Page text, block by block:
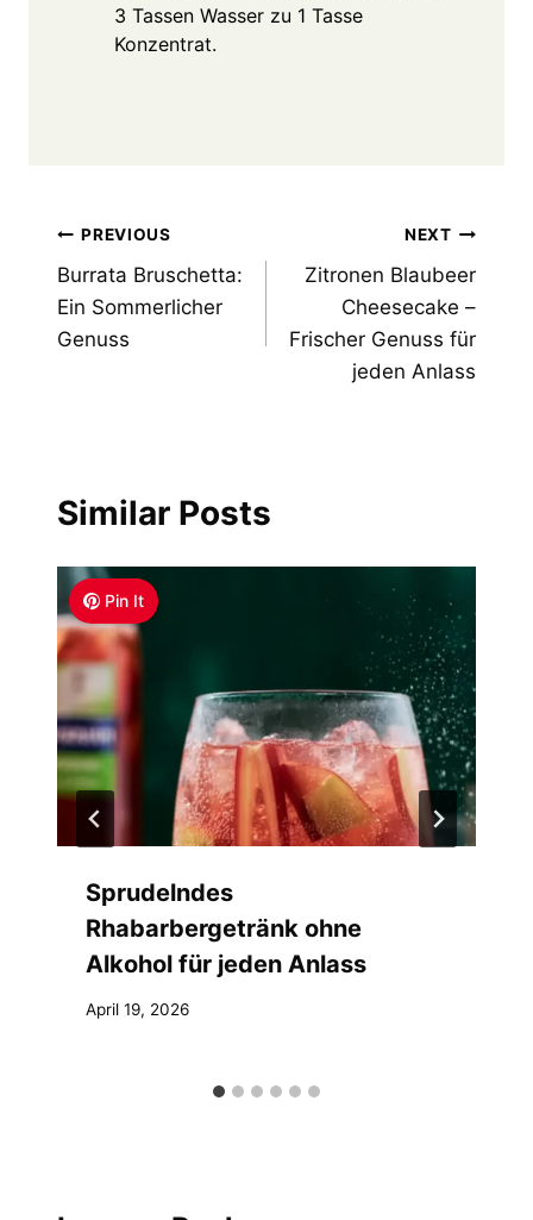
3 Tassen Wasser zu 1 Tasse
Konzentrat.
Post
navigation
PREVIOUS
Burrata Bruschetta:
Ein Sommerlicher
Genuss
NEXT
Zitronen Blaubeer
Cheesecake –
Frischer Genuss für
jeden Anlass
Similar Posts
Pin It
Sprudelndes
Rhabarbergetränk ohne
Alkohol für jeden Anlass
April 19, 2026